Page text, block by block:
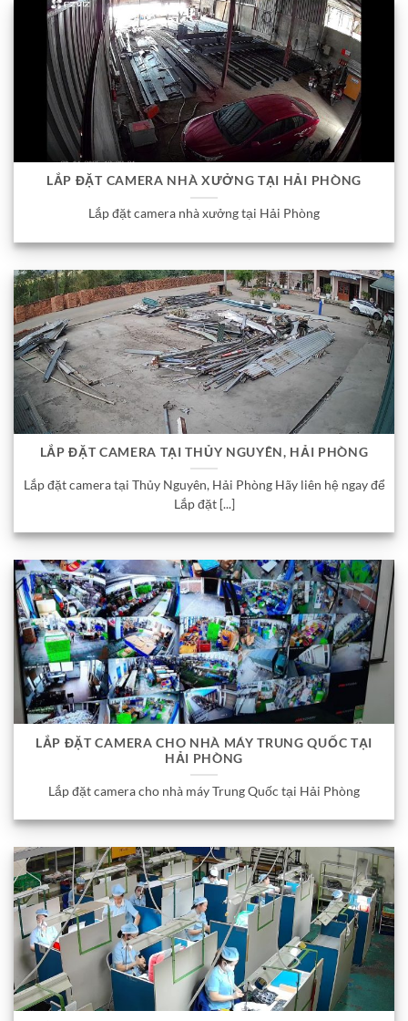
LẮP ĐẶT CAMERA NHÀ XƯỞNG TẠI HẢI PHÒNG
Lắp đặt camera nhà xưởng tại Hải Phòng
LẮP ĐẶT CAMERA TẠI THỦY NGUYÊN, HẢI PHÒNG
Lắp đặt camera tại Thủy Nguyên, Hải Phòng Hãy liên hệ ngay để
Lắp đặt [...]
LẮP ĐẶT CAMERA CHO NHÀ MÁY TRUNG QUỐC TẠI
HẢI PHÒNG
Lắp đặt camera cho nhà máy Trung Quốc tại Hải Phòng